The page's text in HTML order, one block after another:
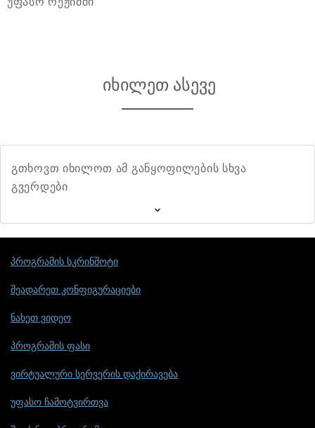
იხილეთ ასევე
გთხოვთ იხილოთ ამ განყოფილების სხვა
გვერდები.
პროგრამის სკრინშოტი
შეადარეთ კონფიგურაციები
ნახეთ ვიდეო
პროგრამის ფასი
ვირტუალური სერვერის დაქირავება
უფასო ჩამოტვირთვა